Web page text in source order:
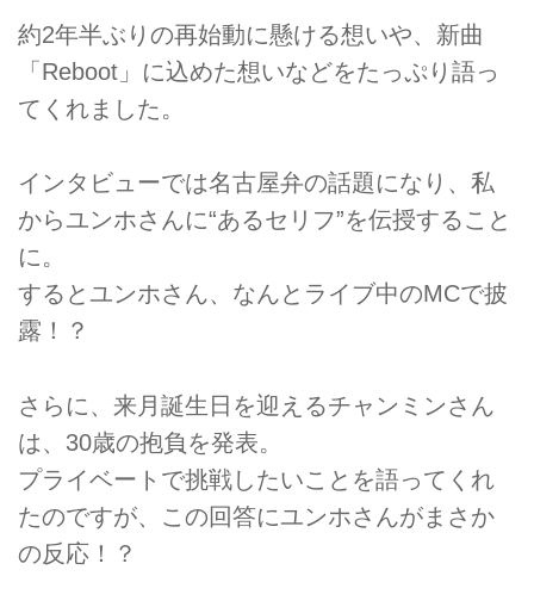
約2年半ぶりの再始動に懸ける想いや、新曲
「Reboot」に込めた想いなどをたっぷり語っ
てくれました。
インタビューでは名古屋弁の話題になり、私
からユンホさんに“あるセリフ”を伝授すること
に。
するとユンホさん、なんとライブ中のMCで披
露！？
さらに、来月誕生日を迎えるチャンミンさん
は、30歳の抱負を発表。
プライベートで挑戦したいことを語ってくれ
たのですが、この回答にユンホさんがまさか
の反応！？